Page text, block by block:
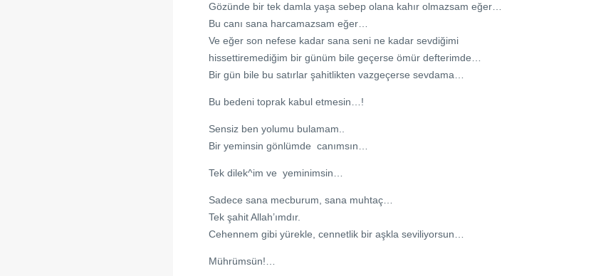
Gözünde bir tek damla yaşa sebep olana kahır olmazsam eğer…
Bu canı sana harcamazsam eğer…
Ve eğer son nefese kadar sana seni ne kadar sevdiğimi
hissettiremediğim bir günüm bile geçerse ömür defterimde…
Bir gün bile bu satırlar şahitlikten vazgeçerse sevdama…
Bu bedeni toprak kabul etmesin…!
Sensiz ben yolumu bulamam..
Bir yeminsin gönlümde canımsın…
Tek dilek^im ve yeminimsin…
Sadece sana mecburum, sana muhtaç…
Tek şahit Allah’ımdır.
Cehennem gibi yürekle, cennetlik bir aşkla seviliyorsun…
Mührümsün!…